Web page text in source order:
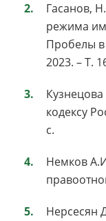
Гасанов,
режима
Пробелы в
2023. – Т.
кодексу
с.
Немков
Нерсесян